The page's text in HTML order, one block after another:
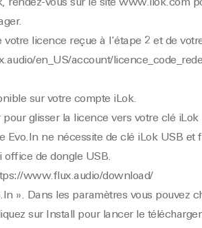
rendez-vous sur le site www.ilok.com
licence reçue à l’étape 2 et de
en_US/account/
sur votre compte iLok.
glisser la licence vers votre clé iLok
Evo.In ne nécessite de clé iLok USB et
office de dongle USB.
www.flux.audio/download/
». Dans les paramètres vous pouvez
sur Install pour lancer le